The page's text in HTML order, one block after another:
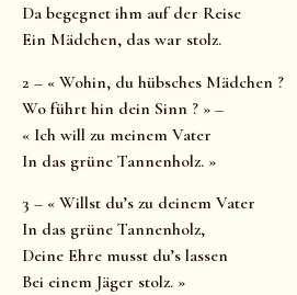
Da begegnet ihm auf der Reise
Ein Mädchen, das war stolz.
2 – « Wohin, du hübsches Mädchen ?
Wo führt hin dein Sinn ? » –
« Ich will zu meinem Vater
In das grüne Tannenholz. »
3 – « Willst du’s zu deinem Vater
In das grüne Tannenholz,
Deine Ehre musst du’s lassen
Bei einem Jäger stolz. »